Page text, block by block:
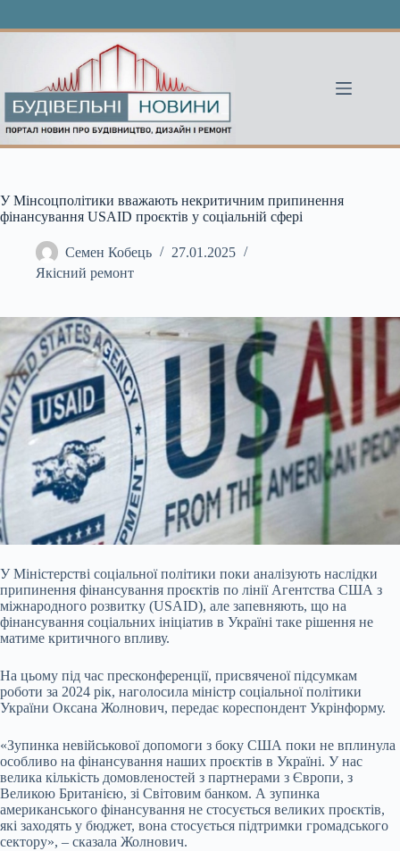
У Мінсоцполітики вважають некритичним припинення
фінансування USAID проєктів у соціальній сфері
Семен Кобець
27.01.2025
Якісний ремонт
У Міністерстві соціальної політики поки аналізують наслідки
припинення фінансування проєктів по лінії Агентства США з
міжнародного розвитку (USAID), але запевняють, що на
фінансування соціальних ініціатив в Україні таке рішення не
матиме критичного впливу.
На цьому під час пресконференції, присвяченої підсумкам
роботи за 2024 рік, наголосила міністр соціальної політики
України Оксана Жолнович, передає кореспондент Укрінформу.
«Зупинка невійськової допомоги з боку США поки не вплинула
особливо на фінансування наших проєктів в Україні. У нас
велика кількість домовленостей з партнерами з Європи, з
Великою Британією, зі Світовим банком. А зупинка
американського фінансування не стосується великих проєктів,
які заходять у бюджет, вона стосується підтримки громадського
сектору», – сказала Жолнович.